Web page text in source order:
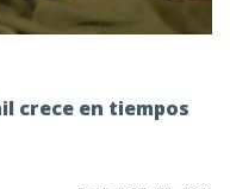
crece en tiempos